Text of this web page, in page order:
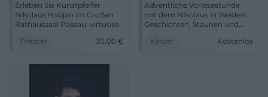
Erleben Sie Kunstpfeifer
Nikolaus Habjan im Großen
Rathaussaal Passau: virtuose
pointierte Moderationen.
Abend voller Klangfarben –
Theater 30,00 €
Adventliche Vorlesestunde
mit dem Nikolaus in Weiden:
Geschichten, Staunen und
Kinder ab 4 Jahren. Eintritt
Kinder Kostenlos